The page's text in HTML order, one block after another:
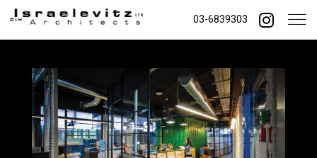
03-6839303
Shemes
buit area: 650sqm completion date: 2015